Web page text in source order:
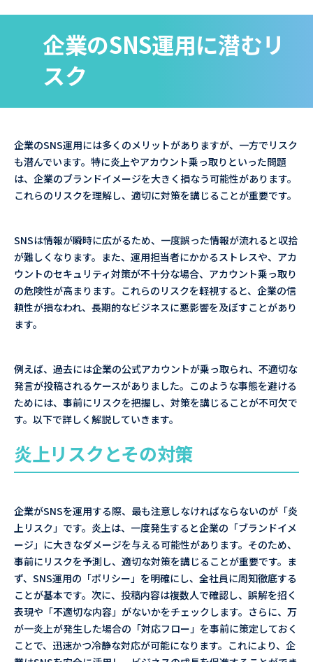
企業のSNS運用に潜むリ
スク
企業のSNS運用には多くのメリットがありますが、一方でリスク
も潜んでいます。特に炎上やアカウント乗っ取りといった問題
は、企業のブランドイメージを大きく損なう可能性があります。
これらのリスクを理解し、適切に対策を講じることが重要です。
SNSは情報が瞬時に広がるため、一度誤った情報が流れると収拾
が難しくなります。また、運用担当者にかかるストレスや、アカ
ウントのセキュリティ対策が不十分な場合、アカウント乗っ取り
の危険性が高まります。これらのリスクを軽視すると、企業の信
頼性が損なわれ、長期的なビジネスに悪影響を及ぼすことがあり
ます。
例えば、過去には企業の公式アカウントが乗っ取られ、不適切な
発言が投稿されるケースがありました。このような事態を避ける
ためには、事前にリスクを把握し、対策を講じることが不可欠で
す。以下で詳しく解説していきます。
炎上リスクとその対策
企業がSNSを運用する際、最も注意しなければならないのが「炎
上リスク」です。炎上は、一度発生すると企業の「ブランドイメ
ージ」に大きなダメージを与える可能性があります。そのため、
事前にリスクを予測し、適切な対策を講じることが重要です。ま
ず、SNS運用の「ポリシー」を明確にし、全社員に周知徹底する
ことが基本です。次に、投稿内容は複数人で確認し、誤解を招く
表現や「不適切な内容」がないかをチェックします。さらに、万
が一炎上が発生した場合の「対応フロー」を事前に策定しておく
ことで、迅速かつ冷静な対応が可能になります。これにより、企